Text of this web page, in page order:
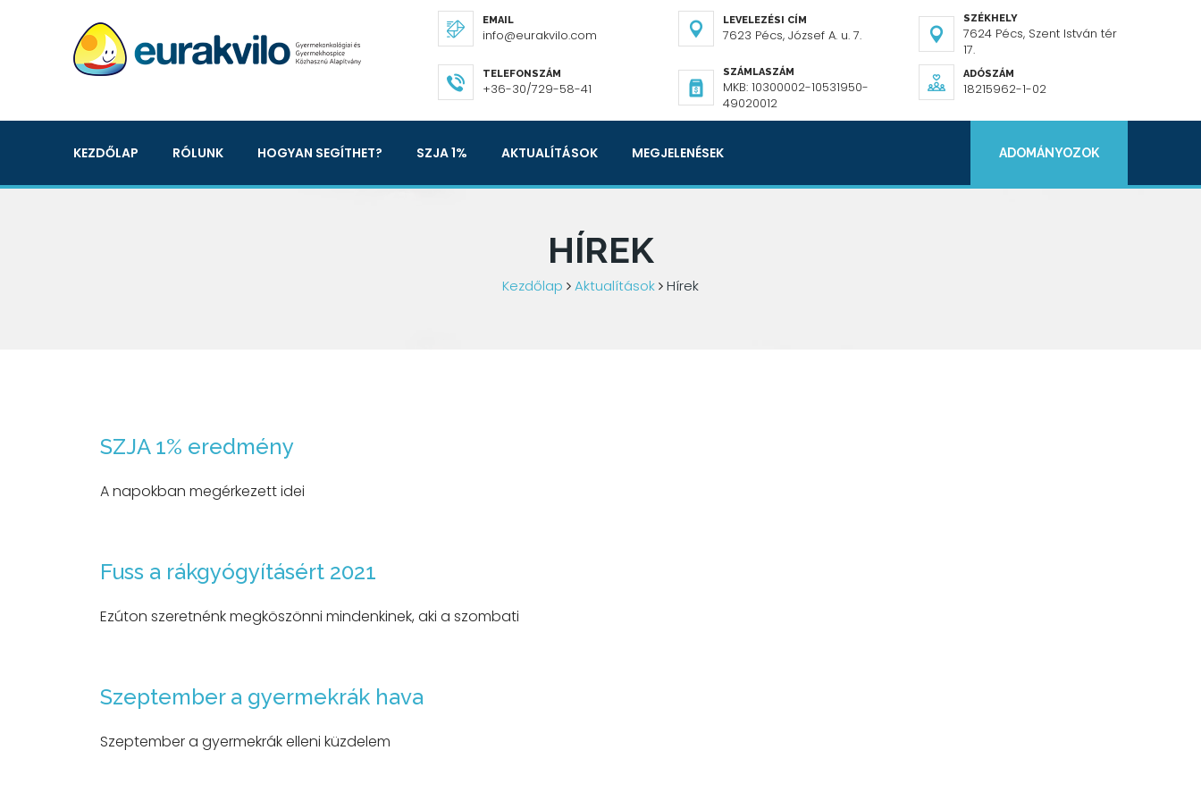
EMAIL
info@eurakvilo.com
LEVELEZÉSI CÍM
7623 Pécs, József A. u. 7.
SZÉKHELY
7624 Pécs, Szent István tér
17.
TELEFONSZÁM
+36-30/729-58-41
SZÁMLASZÁM
MKB: 10300002-10531950-
49020012
ADÓSZÁM
18215962-1-02
KEZDŐLAP RÓLUNK HOGYAN SEGÍTHET? SZJA 1% AKTUALÍTÁSOK MEGJELENÉSEK ADOMÁNYOZOK
HÍREK
Kezdőlap Aktualítások Hírek
SZJA 1% eredmény
A napokban megérkezett idei
Fuss a rákgyógyításért 2021
Ezúton szeretnénk megköszönni mindenkinek, aki a szombati
Szeptember a gyermekrák hava
Szeptember a gyermekrák elleni küzdelem